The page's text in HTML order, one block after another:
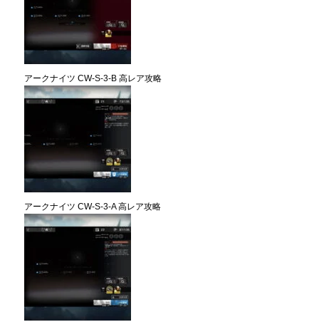
アークナイツ CW-S-3-B 高レア攻略
アークナイツ CW-S-3-A 高レア攻略